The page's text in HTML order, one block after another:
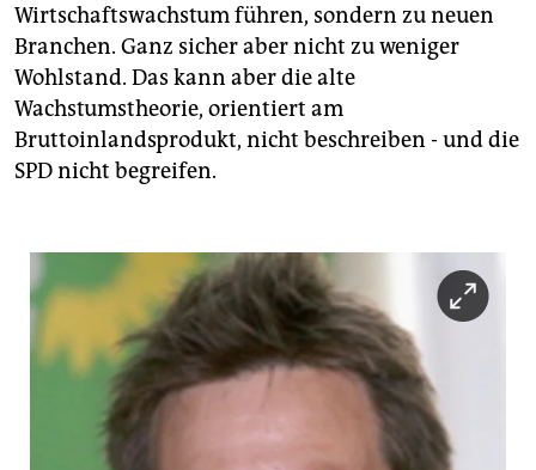
Wirtschaftswachstum führen, sondern zu neuen
Branchen. Ganz sicher aber nicht zu weniger
Wohlstand. Das kann aber die alte
Wachstumstheorie, orientiert am
Bruttoinlandsprodukt, nicht beschreiben - und die
SPD nicht begreifen.